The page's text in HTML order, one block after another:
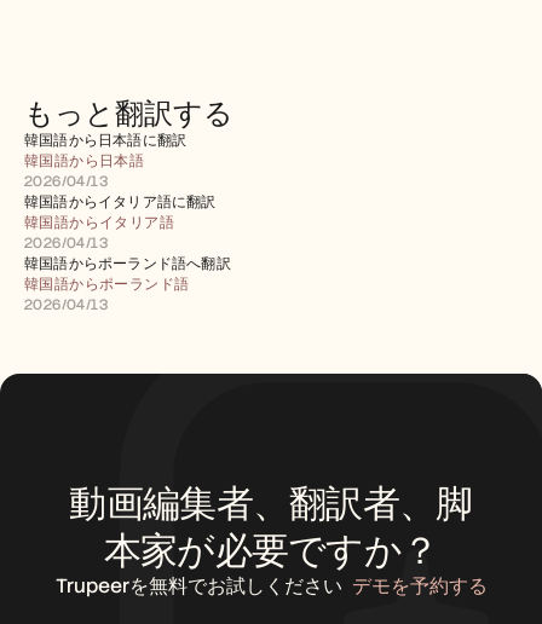
もっと翻訳する
韓国語から日本語に翻訳
韓国語から日本語
2026/04/13
韓国語からイタリア語に翻訳
韓国語からイタリア語
2026/04/13
韓国語からポーランド語へ翻訳
韓国語からポーランド語
2026/04/13
動画編集者、翻訳者、脚
本家が必要ですか？
Trupeerを無料でお試しください デモを予約する